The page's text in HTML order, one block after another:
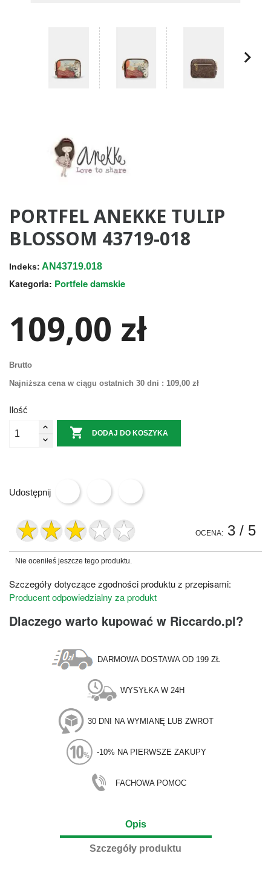
PORTFEL ANEKKE TULIP
BLOSSOM 43719-018
Indeks: AN43719.018
Kategoria: Portfele damskie
109,00 zł
Brutto
Najniższa cena w ciągu ostatnich 30 dni : 109,00 zł
Ilość
 DODAJ DO KOSZYKA
Udostępnij
OCENA: 3 / 5
Nie oceniłeś jeszcze tego produktu.
Szczegóły dotyczące zgodności produktu z przepisami:
Producent odpowiedzialny za produkt
Dlaczego warto kupować w Riccardo.pl?
DARMOWA DOSTAWA OD 199 ZŁ
WYSYŁKA W 24H
30 DNI NA WYMIANĘ LUB ZWROT
-10% NA PIERWSZE ZAKUPY
FACHOWA POMOC
Opis
Szczegóły produktu